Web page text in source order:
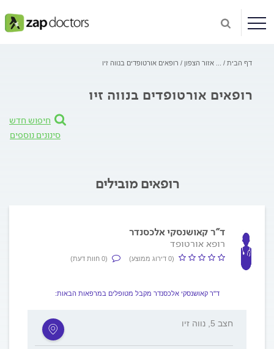
דף הבית אזור הצפון רופאים אורטופדים בנווה זיו
רופאים אורטופדים בנווה זיו
חיפוש חדש
סינונים נוספים
רופאים מובילים
ד"ר קאושנסקי אלכסנדר
רופא אורטופד
(0 דירוג ממוצע) (0 חוות דעת)
ד"ר קאושנסקי אלכסנדר מקבל מטופלים במרפאות הבאות:
חצב 5, נווה זיו